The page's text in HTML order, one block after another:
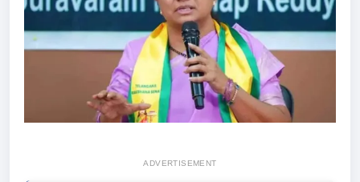
ADVERTISEMENT